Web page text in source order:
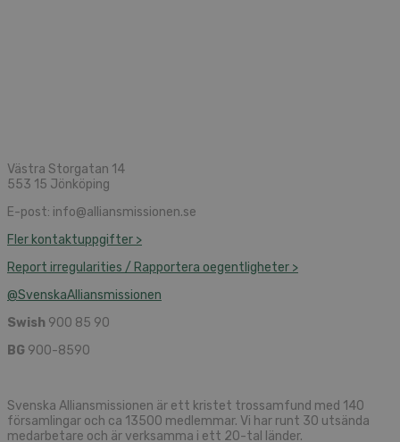
Västra Storgatan 14
553 15 Jönköping
E-post: info@alliansmissionen.se
Fler kontaktuppgifter >
Report irregularities / Rapportera oegentligheter >
@SvenskaAlliansmissionen
Swish 900 85 90
BG 900-8590
Svenska Alliansmissionen är ett kristet trossamfund med 140
församlingar och ca 13500 medlemmar. Vi har runt 30 utsända
medarbetare och är verksamma i ett 20-tal länder.